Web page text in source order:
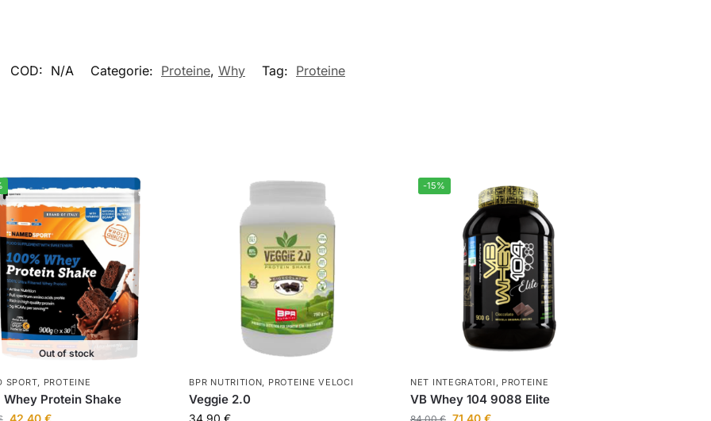
COD: N/A Categorie: Proteine, Why Tag: Proteine
Out of stock
SPORT, PROTEINE
Whey Protein Shake
42,40 €
BPR NUTRITION, PROTEINE VELOCI
Veggie 2.0
34,90€
-15%
NET INTEGRATORI , PROTEINE
VB Whey 104 9088 Elite
71,40€